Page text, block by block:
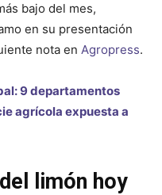
bajo del mes,
en su presentación
nota en Agropress.
9 departamentos
agrícola expuesta a
limón hoy